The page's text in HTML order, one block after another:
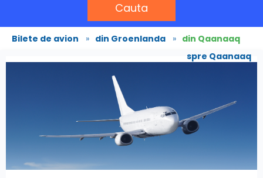
Cauta
Bilete de avion » din Groenlanda » din Qaanaaq
spre Qaanaaq